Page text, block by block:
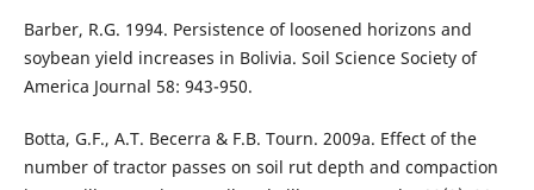
Barber, R.G. 1994. Persistence of loosened horizons and
soybean yield increases in Bolivia. Soil Science Society of
America Journal 58: 943-950.
Botta, G.F., A.T. Becerra & F.B. Tourn. 2009a. Effect of the
number of tractor passes on soil rut depth and compaction